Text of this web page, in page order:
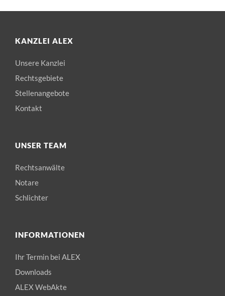
KANZLEI ALEX
Unsere Kanzlei
Rechtsgebiete
Stellenangebote
Kontakt
UNSER TEAM
Rechtsanwälte
Notare
Schlichter
INFORMATIONEN
Ihr Termin bei ALEX
Downloads
ALEX WebAkte